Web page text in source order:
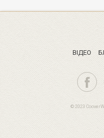
ВIДЕО
© 2023